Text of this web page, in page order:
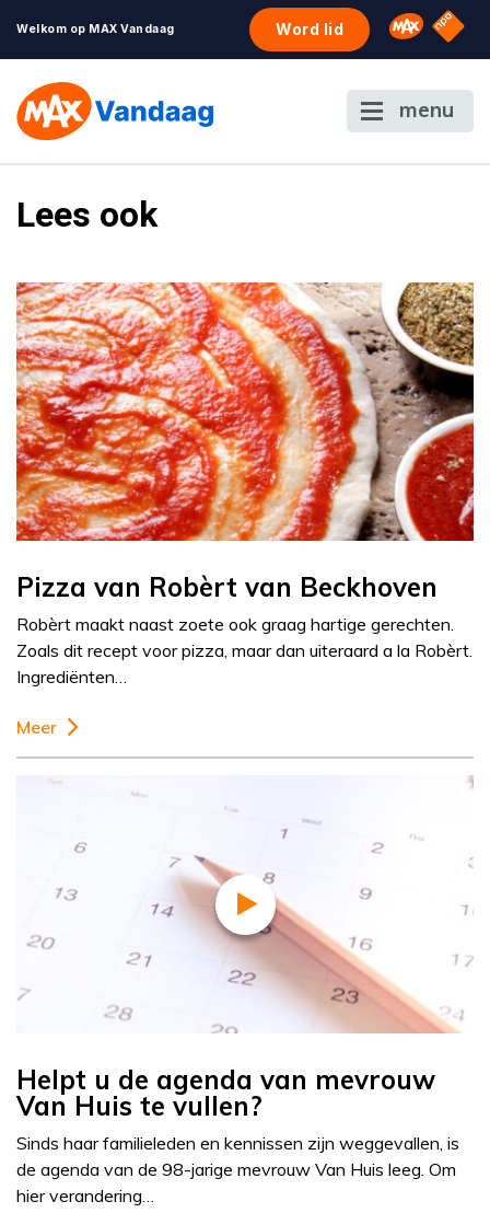
Welkom op MAX Vandaag Word lid Omroep
NPO
menu
Lees ook
Pizza van Robèrt van Beckhoven
Robèrt maakt naast zoete ook graag hartige gerechten.
Zoals dit recept voor pizza, maar dan uiteraard a la Robèrt.
Ingrediënten…
Meer
Helpt u de agenda van mevrouw
Van Huis te vullen?
Sinds haar familieleden en kennissen zijn weggevallen, is
de agenda van de 98-jarige mevrouw Van Huis leeg. Om
hier verandering…